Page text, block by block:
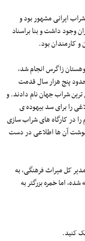
ایرانی مشهور بود و
وجود داشت و بنا براسناد
و کارمندان بود.
و در دامنه ی کوهستان زاگرس انجام شد،
حدود پنج هزار سال قدمت
شراب جهان نام دادند. و
بلاغی را برای سد بیهوده ی
در کارگاه های شراب سازی
آن ها اطلاعی در دست
کل میراث فرهنگی، به
اما خمره بزرگتر به
کنید.